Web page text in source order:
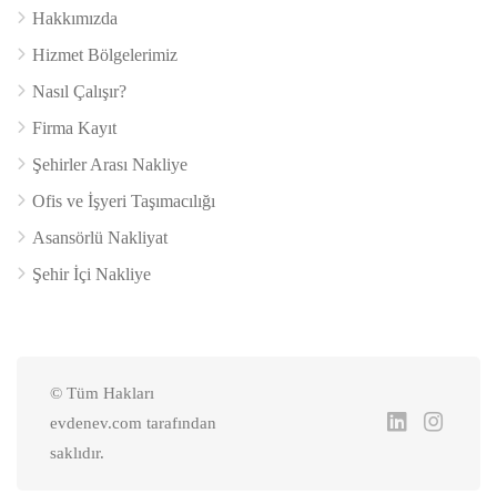
Hakkımızda
Hizmet Bölgelerimiz
Nasıl Çalışır?
Firma Kayıt
Şehirler Arası Nakliye
Ofis ve İşyeri Taşımacılığı
Asansörlü Nakliyat
Şehir İçi Nakliye
© Tüm Hakları
evdenev.com tarafından
saklıdır.